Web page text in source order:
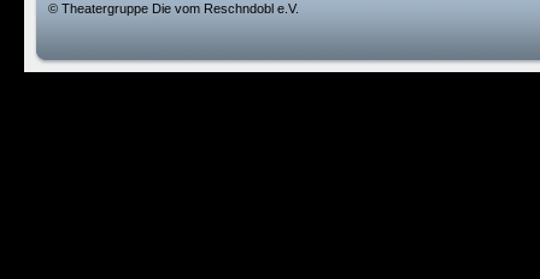
© Theatergruppe Die vom Reschndobl e.V.